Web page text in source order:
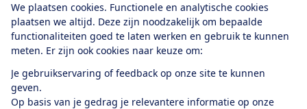
We plaatsen cookies. Functionele en analytische cookies
plaatsen we altijd. Deze zijn noodzakelijk om bepaalde
functionaliteiten goed te laten werken en gebruik te kunnen
meten. Er zijn ook cookies naar keuze om:
Je gebruikservaring of feedback op onze site te kunnen
geven.
Op basis van je gedrag je relevantere informatie op onze
Alles over de
app